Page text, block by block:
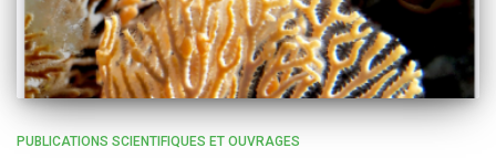
PUBLICATIONS SCIENTIFIQUES ET OUVRAGES